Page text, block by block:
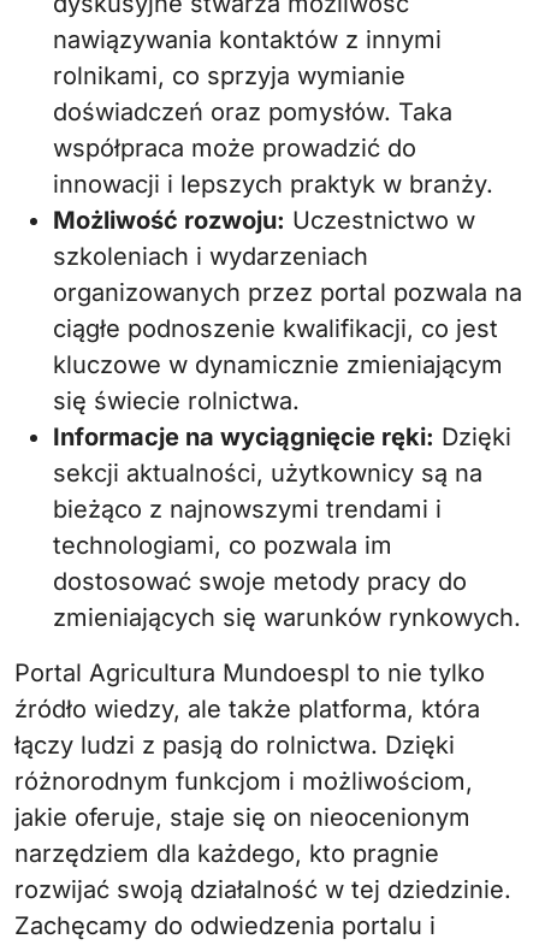
nawiązywania kontaktów z innymi
rolnikami, co sprzyja wymianie
doświadczeń oraz pomysłów. Taka
współpraca może prowadzić do
innowacji i lepszych praktyk w branży.
Możliwość rozwoju: Uczestnictwo w
szkoleniach i wydarzeniach
organizowanych przez portal pozwala na
ciągłe podnoszenie kwalifikacji, co jest
kluczowe w dynamicznie zmieniającym
się świecie rolnictwa.
Informacje na wyciągnięcie ręki: Dzięki
sekcji aktualności, użytkownicy są na
bieżąco z najnowszymi trendami i
technologiami, co pozwala im
dostosować swoje metody pracy do
zmieniających się warunków rynkowych.
Portal Agricultura Mundoespl to nie tylko
źródło wiedzy, ale także platforma, która
łączy ludzi z pasją do rolnictwa. Dzięki
różnorodnym funkcjom i możliwościom,
jakie oferuje, staje się on nieocenionym
narzędziem dla każdego, kto pragnie
rozwijać swoją działalność w tej dziedzinie.
Zachęcamy do odwiedzenia portalu i